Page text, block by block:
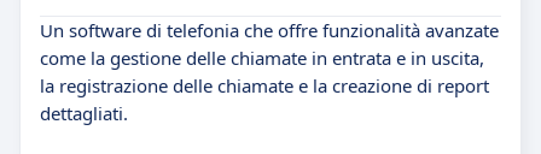
Un software di telefonia che offre funzionalità avanzate
come la gestione delle chiamate in entrata e in uscita,
la registrazione delle chiamate e la creazione di report
dettagliati.